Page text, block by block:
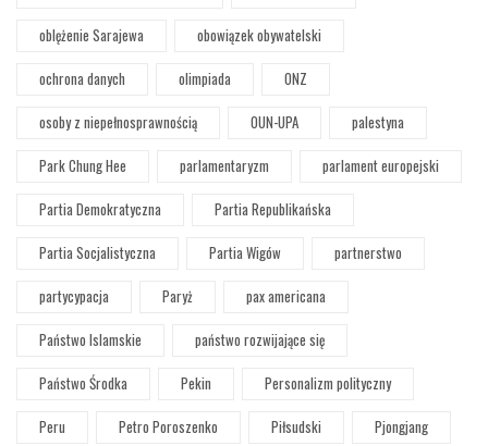
oblężenie Sarajewa
obowiązek obywatelski
ochrona danych
olimpiada
ONZ
osoby z niepełnosprawnością
OUN-UPA
palestyna
Park Chung Hee
parlamentaryzm
parlament europejski
Partia Demokratyczna
Partia Republikańska
Partia Socjalistyczna
Partia Wigów
partnerstwo
partycypacja
Paryż
pax americana
Państwo Islamskie
państwo rozwijające się
Państwo Środka
Pekin
Personalizm polityczny
Peru
Petro Poroszenko Piłsudski
Pjongjang